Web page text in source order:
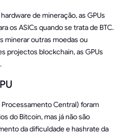
de mineração, as GPUs
os ASICs quando se trata de BTC.
minerar outras moedas ou
projectos blockchain, as GPUs
Processamento Central) foram
do Bitcoin, mas já não são
da dificuldade e hashrate da